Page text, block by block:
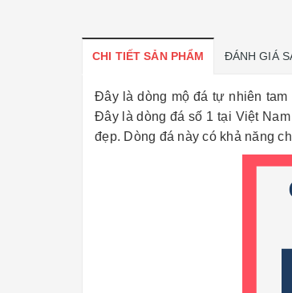
CHI TIẾT SẢN PHẨM ĐÁNH GIÁ
Đây là dòng mộ đá tự nhiên
Đây là dòng đá số 1 tại Việt
đẹp. Dòng đá này có khả năng